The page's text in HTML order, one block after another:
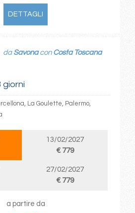
DETTAGLI
da Savonacon Costa Toscana
La Goulette, Palermo,
13/02/2027
€ 779
27/02/2027
€ 779
a partire da